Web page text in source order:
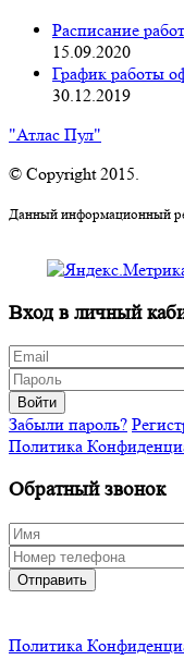
Расписание
15.09.2020
График работы
30.12.2019
"Атлас Пул"
© Copyright 2015.
Данный информационный
Вход в личный
Войти
Забыли пароль?
Политика
Обратный звонок
Отправить
Политика